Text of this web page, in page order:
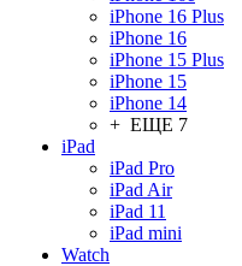
iPhone 16 Plus
iPhone 16
iPhone 15 Plus
iPhone 15
iPhone 14
+ ЕЩЕ 7
iPad
iPad Pro
iPad Air
iPad 11
iPad mini
Watch